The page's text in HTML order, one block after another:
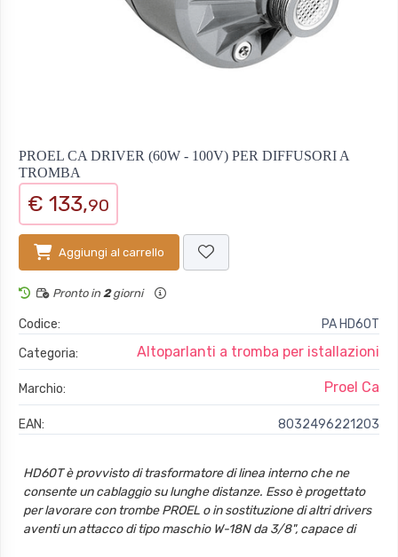
PROEL CA DRIVER (60W - 100V) PER DIFFUSORI A
TROMBA
€ 133,90
Aggiungi al carrello
Pronto in 2giorni
Codice:
PA HD60T
Categoria:
Altoparlanti a tromba per istallazioni
Marchio: Proel Ca
EAN: 8032496221203
HD60T è provvisto di trasformatore di linea interno che ne
consente un cablaggio su lunghe distanze. Esso è progettato
per lavorare con trombe PROEL o in sostituzione di altri drivers
aventi un attacco di tipo maschio W-18N da 3/8", capace di